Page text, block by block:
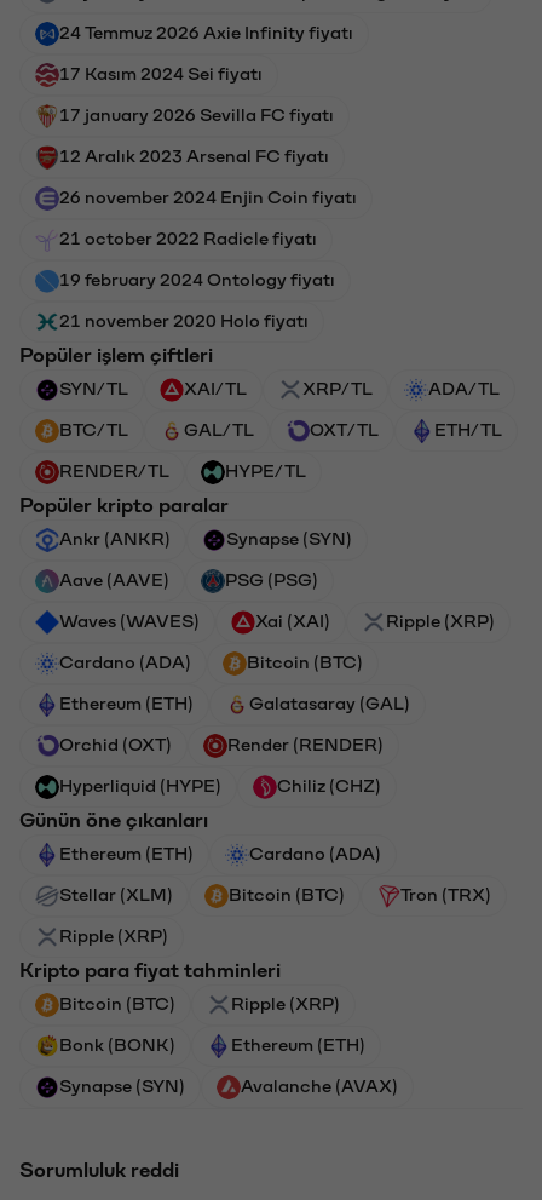
24 Temmuz 2026 Axie Infinity fiyatı
17 Kasım 2024 Sei fiyatı
17 january 2026 Sevilla FC fiyatı
12 Aralık 2023 Arsenal FC fiyatı
26 november 2024 Enjin Coin fiyatı
21 october 2022 Radicle fiyatı
19 february 2024 Ontology fiyatı
21 november 2020 Holo fiyatı
Popüler işlem çiftleri
SYN/TL XAI/TL XRP/TL ADA/TL
BTC/TL GAL/TL OXT/TL ETH/TL
RENDER/TL HYPE/TL
Popüler kripto paralar
Ankr (ANKR) Synapse (SYN)
Aave (AAVE) PSG (PSG)
Waves (WAVES) Xai (XAI) Ripple (XRP)
Cardano (ADA) Bitcoin (BTC)
Ethereum (ETH) Galatasaray (GAL)
Orchid (OXT) Render (RENDER)
Hyperliquid (HYPE) Chiliz (CHZ)
Günün öne çıkanları
Ethereum (ETH) Cardano (ADA)
Stellar (XLM) Bitcoin (BTC) Tron (TRX)
Ripple (XRP)
Kripto para fiyat tahminleri
Bitcoin (BTC) Ripple (XRP)
Bonk (BONK) Ethereum (ETH)
Synapse (SYN) Avalanche (AVAX)
Sorumluluk reddi